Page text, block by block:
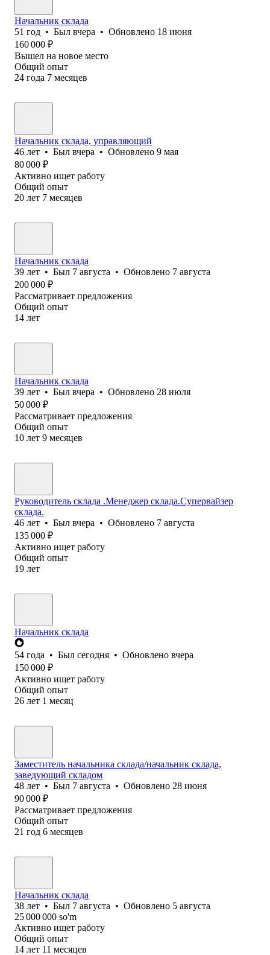
Начальник склада
51 год • Был вчера • Обновлено 18 июня
160 000 ₽
Вышел на новое место
Общий опыт
24 года 7 месяцев
Начальник склада, управляющий
46 лет • Был вчера • Обновлено 9 мая
80 000 ₽
Активно ищет работу
Общий опыт
20 лет 7 месяцев
Начальник склада
39 лет • Был 7 августа • Обновлено 7 августа
200 000 ₽
Рассматривает предложения
Общий опыт
14 лет
Начальник склада
39 лет • Был вчера • Обновлено 28 июля
50 000 ₽
Рассматривает предложения
Общий опыт
10 лет 9 месяцев
Руководитель склада .Менеджер склада.Супервайзер
склада.
46 лет • Был вчера • Обновлено 7 августа
135 000 ₽
Активно ищет работу
Общий опыт
19 лет
Начальник склада
54 года • Был сегодня • Обновлено вчера
150 000 ₽
Активно ищет работу
Общий опыт
26 лет 1 месяц
Заместитель начальника склада/начальник склада,
заведующий складом
48 лет • Был 7 августа • Обновлено 28 июня
90 000 ₽
Рассматривает предложения
Общий опыт
21 год 6 месяцев
Начальник склада
38 лет • Был 7 августа • Обновлено 5 августа
25 000 000 so'm
Активно ищет работу
Общий опыт
14 лет 11 месяцев